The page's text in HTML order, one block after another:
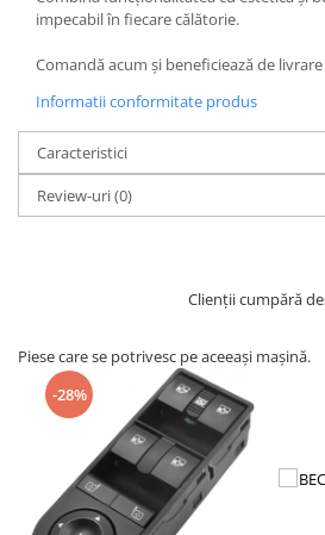
impecabil în fiecare călătorie.
Comandă acum și beneficiează de
Informatii conformitate produs
Caracteristici
Review-uri(0)
Clienții cumpără
Piese care se potrivesc pe aceeași mașină.
-28%